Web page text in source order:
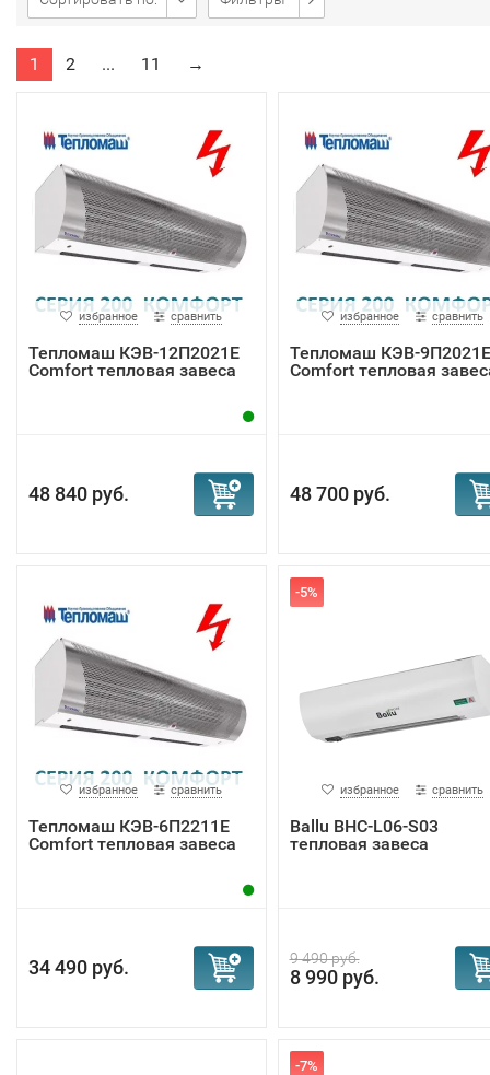
1 2 ... 11 →
избранное сравнить
Тепломаш КЭВ-12П2021Е
Сomfort тепловая завеса
48 840 руб.
избранное сравнить
Тепломаш КЭВ-9П2021Е
Comfort тепловая
48 700 руб.
избранное сравнить
Тепломаш КЭВ-6П2211Е
Comfort тепловая завеса
34 490 руб.
-5%
избранное сравнить
Ballu BHC-L06-S03
тепловая завеса
9 490 руб.
8 990 руб.
-7%